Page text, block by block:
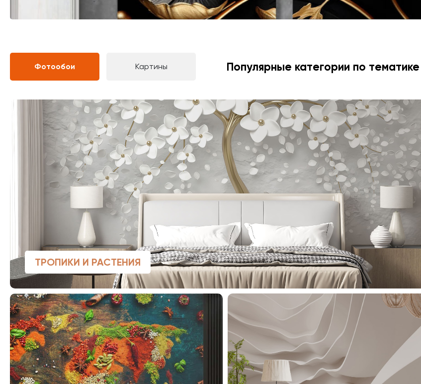
Фотообои Картины Популярные категории по тематике
ТРОПИКИ И РАСТЕНИЯ